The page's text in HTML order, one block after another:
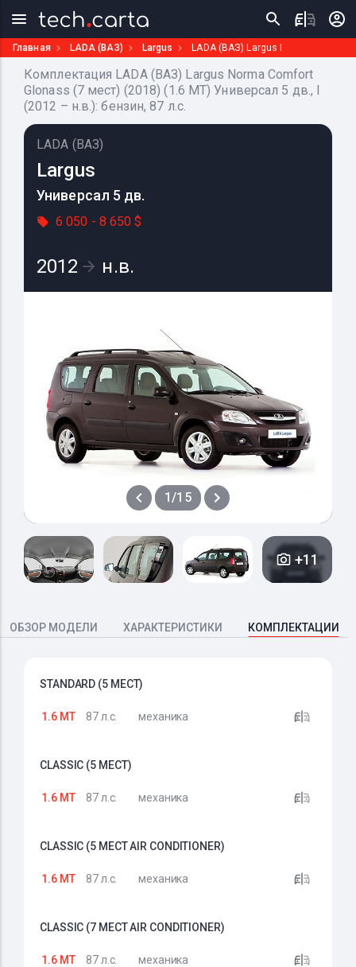
Главная LADA (ВАЗ) Largus LADA (ВАЗ) Largus I
Комплектация LADA (ВАЗ) Largus Norma Comfort
Glonass (7 мест) (2018) (1.6 MT) Универсал 5 дв., I
(2012 – н.в.): бензин, 87 л.с.
LADA (ВАЗ)
Largus
Универсал 5 дв.
6 050 - 8 650 $
2012 н.в.
1/15
+11
ОБЗОР МОДЕЛИ ХАРАКТЕРИСТИКИ КОМПЛЕКТАЦИИ
STANDARD (5 МЕСТ)
1.6 MT 87 л.с. механика
CLASSIC (5 МЕСТ)
1.6 MT 87 л.с. механика
CLASSIC (5 МЕСТ AIR CONDITIONER)
1.6 MT 87 л.с. механика
CLASSIC (7 МЕСТ AIR CONDITIONER)
1.6 MT 87 л.с. механика